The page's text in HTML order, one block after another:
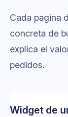
Cada pagina
concreta de
explica el
pedidos.
Widget de